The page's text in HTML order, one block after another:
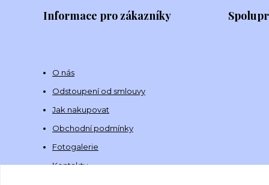
Informace pro zákazníky
O nás
Odstoupení od smlouvy
Jak nakupovat
Obchodní podmínky
Fotogalerie
Kontakty